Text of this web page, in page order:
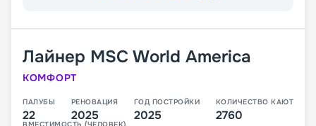
Лайнер MSC World America
КОМФОРТ
ПАЛУБЫ
22
РЕНОВАЦИЯ
2025
ГОД ПОСТРОЙКИ
2025
КОЛИЧЕСТВО КАЮТ
2760